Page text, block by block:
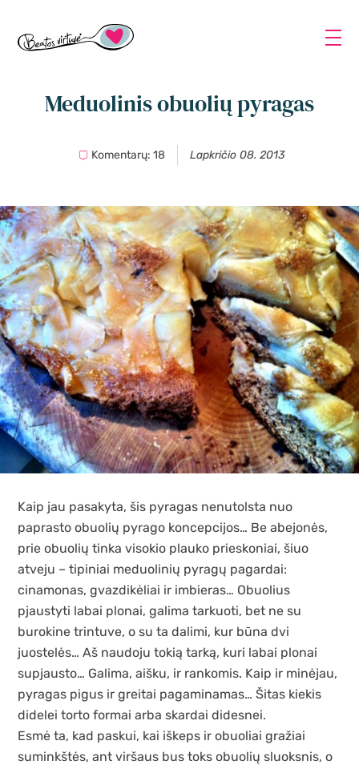
Meduolinis obuolių pyragas
Komentarų: 18 Lapkričio 08. 2013
Kaip jau pasakyta, šis pyragas nenutolsta nuo
paprasto obuolių pyrago koncepcijos… Be abejonės,
prie obuolių tinka visokio plauko prieskoniai, šiuo
atveju – tipiniai meduolinių pyragų pagardai:
cinamonas, gvazdikėliai ir imbieras… Obuolius
pjaustyti labai plonai, galima tarkuoti, bet ne su
burokine trintuve, o su ta dalimi, kur būna dvi
juostelės… Aš naudoju tokią tarką, kuri labai plonai
supjausto… Galima, aišku, ir rankomis. Kaip ir minėjau,
pyragas pigus ir greitai pagaminamas… Šitas kiekis
didelei torto formai arba skardai didesnei.
Esmė ta, kad paskui, kai iškeps ir obuoliai gražiai
suminkštės, ant viršaus bus toks obuolių sluoksnis, o